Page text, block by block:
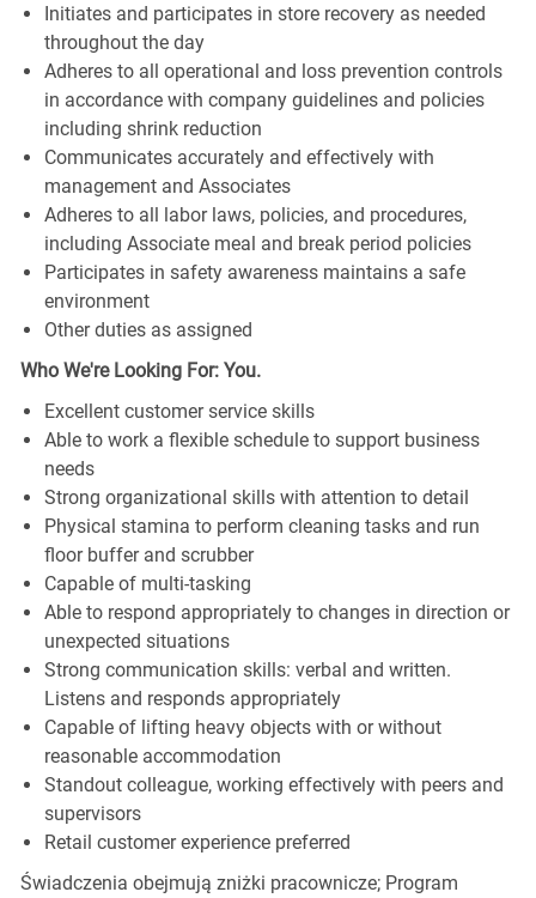
Initiates and participates in store recovery as needed
throughout the day
Adheres to all operational and loss prevention controls
in accordance with company guidelines and policies
including shrink reduction
Communicates accurately and effectively with
management and Associates
Adheres to all labor laws, policies, and procedures,
including Associate meal and break period policies
Participates in safety awareness maintains a safe
environment
Other duties as assigned
Who We're Looking For: You.
Excellent customer service skills
Able to work a flexible schedule to support business
needs
Strong organizational skills with attention to detail
Physical stamina to perform cleaning tasks and run
floor buffer and scrubber
Capable of multi-tasking
Able to respond appropriately to changes in direction or
unexpected situations
Strong communication skills: verbal and written.
Listens and responds appropriately
Capable of lifting heavy objects with or without
reasonable accommodation
Standout colleague, working effectively with peers and
supervisors
Retail customer experience preferred
Świadczenia obejmują zniżki pracownicze; Program